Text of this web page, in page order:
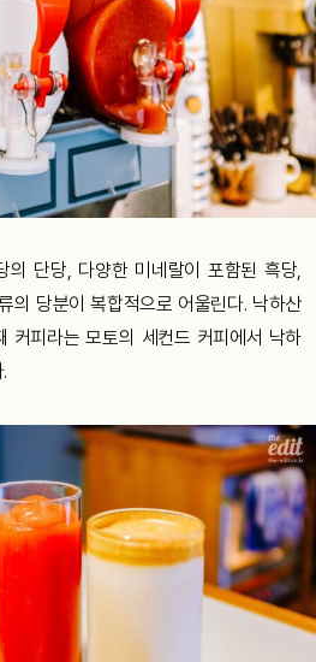
의 단당, 다양한 미네랄이 포함된 흑당,
의 당분이 복합적으로 어울린다. 낙하산
커피라는 모토의 세컨드 커피에서 낙하